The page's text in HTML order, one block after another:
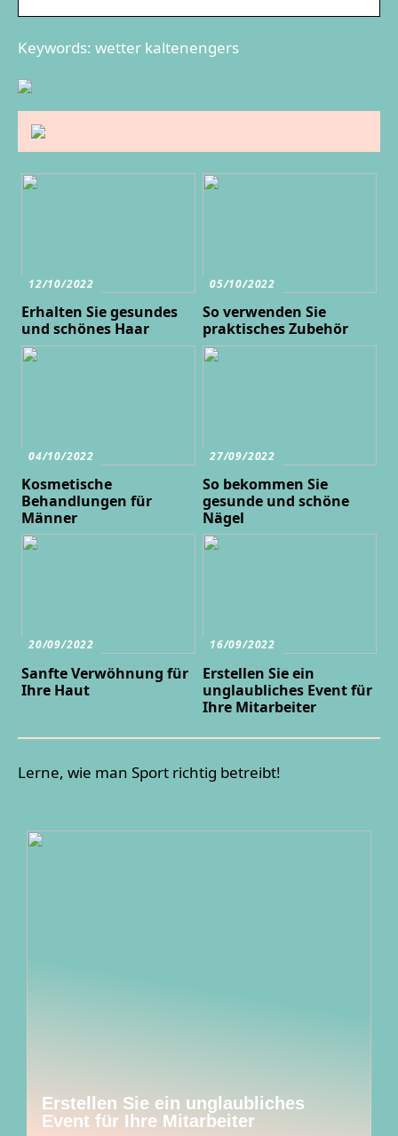
Keywords: wetter kaltenengers
12/10/2022
Erhalten Sie gesundes
und schönes Haar
05/10/2022
So verwenden Sie
praktisches Zubehör
04/10/2022
Kosmetische
Behandlungen für
Männer
27/09/2022
So bekommen Sie
gesunde und schöne
Nägel
20/09/2022
Sanfte Verwöhnung für
Ihre Haut
16/09/2022
Erstellen Sie ein
unglaubliches Event für
Ihre Mitarbeiter
Lerne, wie man Sport richtig betreibt!
Erstellen Sie ein unglaubliches
Event für Ihre Mitarbeiter